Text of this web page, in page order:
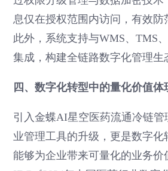
息仅在授权范围内访问，有效防
此外，系统支持与WMS、TMS
集成，构建全链路数字化管理生
四、数字化转型中的量化价值体
引入金蝶AI星空医药流通冷链管
业管理工具的升级，更是数字化
能够为企业带来可量化的业务价